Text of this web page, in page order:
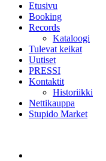
Etusivu
Booking
Records
Kataloogi
Tulevat keikat
Uutiset
PRESSI
Kontaktit
Historiikki
Nettikauppa
Stupido Market